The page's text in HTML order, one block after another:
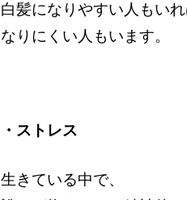
白髪になりやすい人もいれ
なりにくい人もいます。
・ストレス
生きている中で、